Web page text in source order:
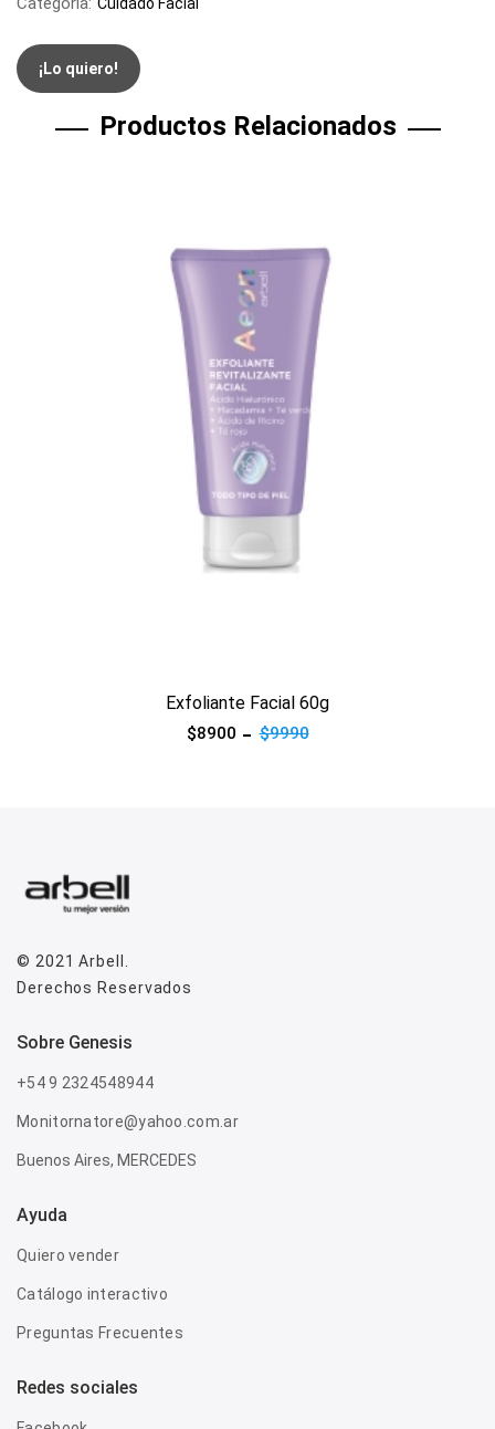
¡Lo quiero!
Productos Relacionados
Exfoliante Facial 60g
$8900 $9990
© 2021Arbell
Derechos Reservados
sobre genesis
+54 9 2324548944
Monitornatore@yahoo.com.ar
Buenos Aires, MERCEDES
Ayuda
Quiero vender
Catálogo interactivo
Preguntas Frecuentes
Redes sociales